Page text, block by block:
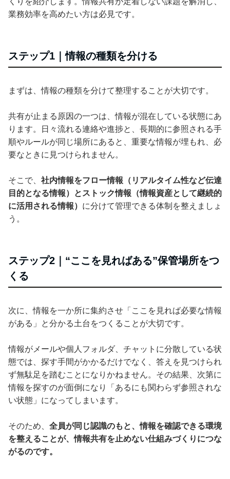
業務効率を高めたい方は必見です。
ステップ1｜情報の種類を分ける
まずは、情報の種類を分けて整理することが大切です。
共有が止まる原因の一つは、情報が混在している状態にあ
ります。日々流れる連絡や進捗と、長期的に参照される手
順やルールが同じ場所にあると、重要な情報が埋もれ、必
要なときに見つけられません。
そこで、 社内情報をフロー情報（リアルタイム性など伝達
目的となる情報）とストック情報（情報資産として継続的
に活用される情報） に分けて管理できる体制を整えましょ
う。
ステップ2｜“ここを見ればある”保管場所をつ
くる
次に、情報を一か所に集約させ「ここを見れば必要な情報
がある」と分かる土台をつくることが大切です。
情報がメールや個人フォルダ、チャットに分散している状
態では、探す手間がかかるだけでなく、答えを見つけられ
ず無駄足を踏むことになりかねません。その結果、次第に
情報を探すのが面倒になり「あるにも関わらず参照されな
い状態」になってしまいます。
そのため、 全員が同じ認識のもと、情報を確認できる環境
を整えることが、情報共有を止めない仕組みづくりにつな
がるのです。